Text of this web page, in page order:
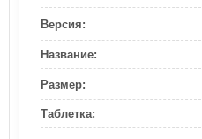
Версия:
Название:
Размер:
Таблетка: